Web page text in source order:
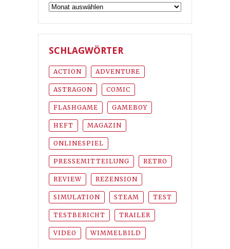
Archiv
SCHLAGWÖRTER
ACTION ADVENTURE
ASTRAGON COMIC
FLASHGAME GAMEBOY
HEFT MAGAZIN
ONLINESPIEL
PRESSEMITTEILUNG RETRO
REVIEW REZENSION
SIMULATION STEAM TEST
TESTBERICHT TRAILER
VIDEO WIMMELBILD